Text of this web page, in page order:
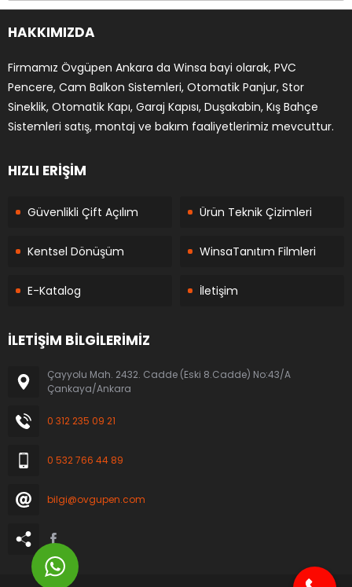
HAKKIMIZDA
Firmamız Övgüpen Ankara da Winsa bayi olarak, PVC
Pencere, Cam Balkon Sistemleri, Otomatik Panjur, Stor
Sineklik, Otomatik Kapı, Garaj Kapısı, Duşakabin, Kış Bahçe
Sistemleri satış, montaj ve bakım faaliyetlerimiz mevcuttur.
HIZLI ERİŞİM
Güvenlikli Çift Açılım Ürün Teknik Çizimleri
Kentsel Dönüşüm WinsaTanıtım Filmleri
E-Katalog İletişim
İLETİŞİM BİLGİLERİMİZ
Çayyolu Mah. 2432. Cadde (Eski 8.Cadde) No:43/A
Çankaya/Ankara
0 312 235 09 21
0 532 766 44 89
bilgi@ovgupen.com